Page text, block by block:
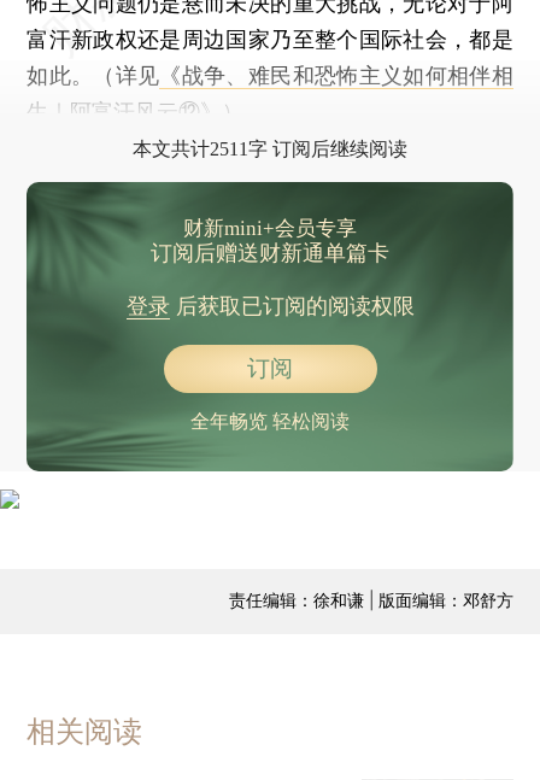
富汗新政权还是周边国家乃至整个国际社会，都是
如此。（详见 《战争、难民和恐怖主义如何相伴相
生｜阿富汗风云⑫》
）
本文共计2511字 订阅后继续阅读
财新mini+会员专享
订阅后赠送财新通单篇卡
登录后获取已订阅的阅读权限
订阅
全年畅览 轻松阅读
责任编辑：徐和谦 | 版面编辑：邓舒方
相关阅读